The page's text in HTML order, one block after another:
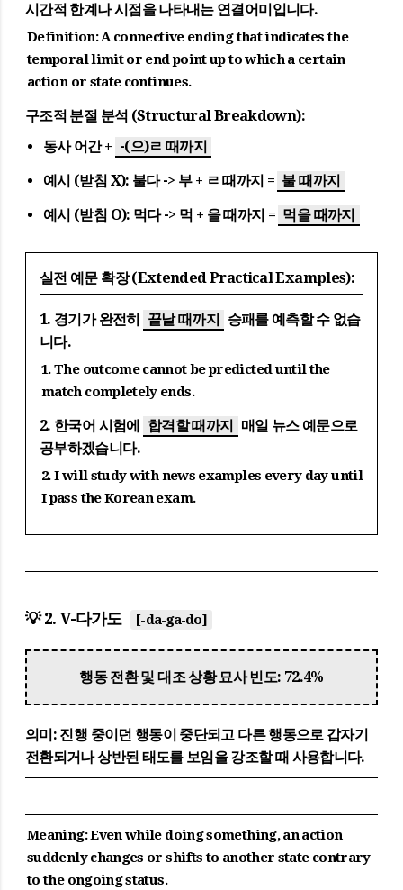
시간적 한계나 시점을 나타내는 연결어미입니다.
Definition:A connective ending that indicates the
temporal limit or end point up to which a certain
action or state continues.
구조적 분절 분석 (Structural Breakdown):
동사 어간 + -(으)ㄹ 때까지
예시 (받침 X): 불다 -> 부 + ㄹ 때까지 = 불 때까지
예시 (받침 O): 먹다 -> 먹 + 을 때까지 = 먹을 때까지
실전 예문 확장 (Extended Practical Examples):
1. 경기가 완전히 끝날 때까지
승패를 예측할 수 없습
니다.
1. The outcome cannot be predicted until the
match completely ends.
2. 한국어 시험에 합격할 때까지
매일 뉴스 예문으로
공부하겠습니다.
2. I will study with news examples every day until
I pass the Korean exam.
💡 2. V-다가도 [-da-ga-do]
행동 전환 및 대조 상황 묘사 빈도: 72.4%
의미: 진행 중이던 행동이 중단되고 다른 행동으로 갑자기
전환되거나 상반된 태도를 보임을 강조할 때 사용합니다.
Meaning:Even while doing something, an action
suddenly changes or shifts to another state contrary
to the ongoing status.